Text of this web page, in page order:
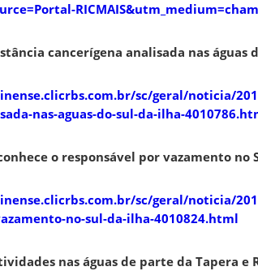
cancerígena analisada nas águas
sc/geral/noticia/
nas-aguas-do-sul-da-ilha-
o responsável por vazamento no
sc/geral/noticia/
no-sul-da-ilha-4010824.html
nas águas de parte da Tapera